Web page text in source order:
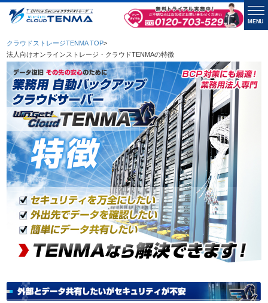
クラウドストレージTENMA TOP>
法人向けオンラインストレージ・クラウドTENMAの特徴
MENU